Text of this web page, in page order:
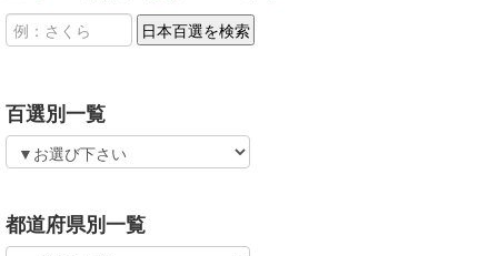
百選別一覧
都道府県別一覧